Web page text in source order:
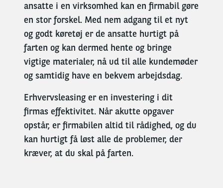
ansatte i en virksomhed kan en firmabil gøre
en stor forskel. Med nem adgang til et nyt
og godt køretøj er de ansatte hurtigt på
farten og kan dermed hente og bringe
vigtige materialer, nå ud til alle kundemøder
og samtidig have en bekvem arbejdsdag.
Erhvervsleasing er en investering i dit
firmas effektivitet. Når akutte opgaver
opstår, er firmabilen altid til rådighed, og du
kan hurtigt få løst alle de problemer, der
kræver, at du skal på farten.